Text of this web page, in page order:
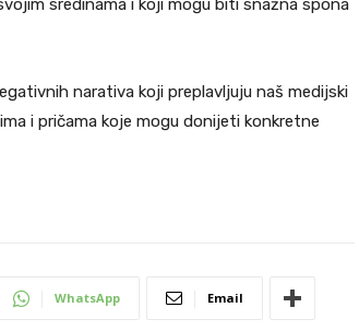
sredinama i koji mogu biti snažna spona
narativa koji preplavljuju naš medijski
i pričama koje mogu donijeti konkretne
WhatsApp Email